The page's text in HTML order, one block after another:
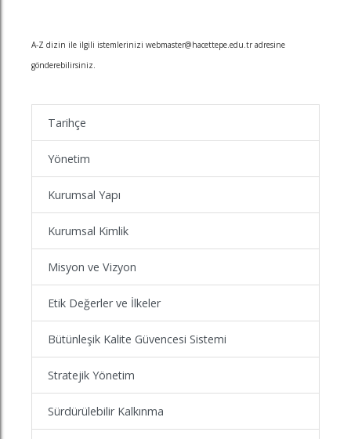
A-Z dizin ile ilgili istemlerinizi webmaster@hacettepe.edu.tr adresine
gönderebilirsiniz.
Tarihçe
Yönetim
Kurumsal Yapı
Kurumsal Kimlik
Misyon ve Vizyon
Etik Değerler ve İlkeler
Bütünleşik Kalite Güvencesi Sistemi
Stratejik Yönetim
Sürdürülebilir Kalkınma